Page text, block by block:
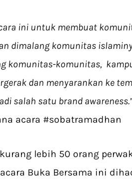
ini untuk membuat
dimalang komunitas
komunitas-komunitas,
dan menyarankan ke
salah satu brand
acara #sobatramadhan
lebih 50 orang
Buka Bersama ini